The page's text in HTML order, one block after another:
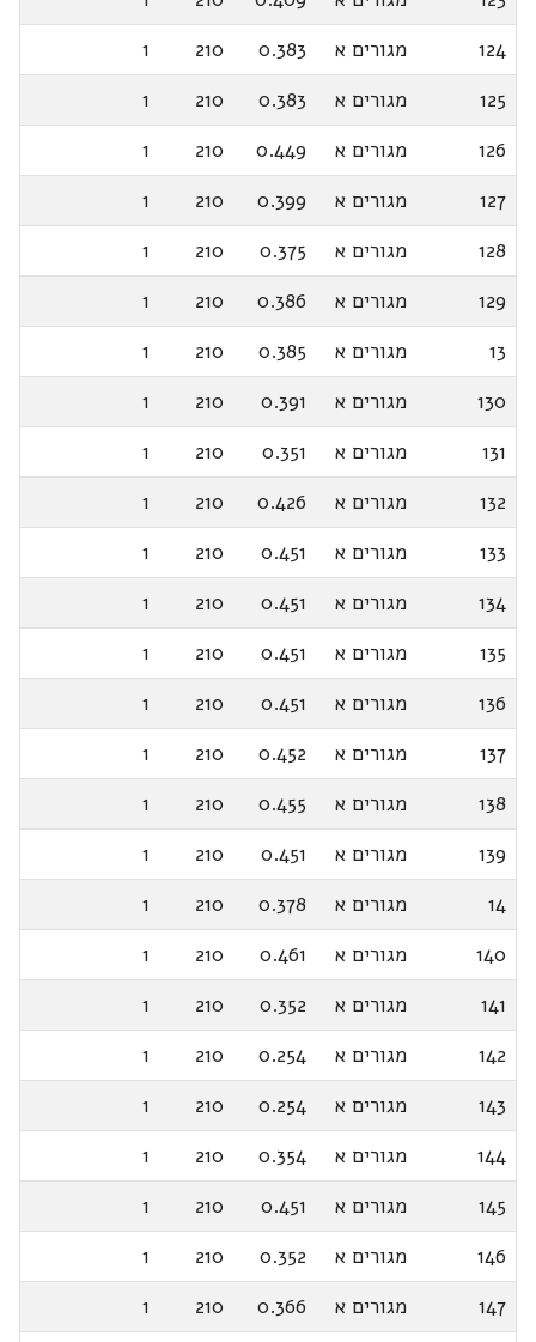
124
מגורים א 0.383
210
1
125
מגורים א 0.383
210
1
126
מגורים א 0.449
210
1
127
מגורים א 0.399
210
1
128
מגורים א 0.375
210
1
129
מגורים א 0.386
210
1
13
מגורים א 0.385
210
1
130
מגורים א 0.391
210
1
131
מגורים א 0.351
210
1
132
מגורים א 0.426
210
1
133
מגורים א 0.451
210
1
134
מגורים א 0.451
210
1
135
מגורים א 0.451
210
1
136
מגורים א 0.451
210
1
137
מגורים א 0.452
210
1
138
מגורים א 0.455
210
1
139
מגורים א 0.451
210
1
14
מגורים א 0.378
210
1
140
מגורים א 0.461
210
1
141
מגורים א 0.352
210
1
142
מגורים א 0.254
210
1
143
מגורים א 0.254
210
1
144
מגורים א 0.354
210
1
145
מגורים א 0.451
210
1
146
מגורים א 0.352
210
1
147
מגורים א 0.366
210
1